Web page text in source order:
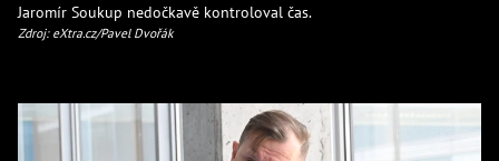
Jaromír Soukup nedočkavě kontroloval čas.
Zdroj: eXtra.cz/Pavel Dvořák